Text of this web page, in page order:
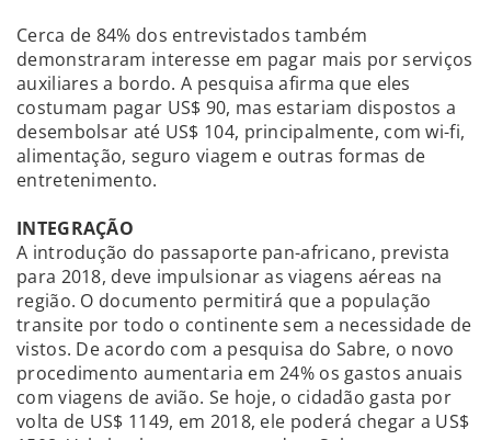
Cerca de 84% dos entrevistados também
demonstraram interesse em pagar mais por serviços
auxiliares a bordo. A pesquisa afirma que eles
costumam pagar US$ 90, mas estariam dispostos a
desembolsar até US$ 104, principalmente, com wi-fi,
alimentação, seguro viagem e outras formas de
entretenimento.
INTEGRAÇÃO
A introdução do passaporte pan-africano, prevista
para 2018, deve impulsionar as viagens aéreas na
região. O documento permitirá que a população
transite por todo o continente sem a necessidade de
vistos. De acordo com a pesquisa do Sabre, o novo
procedimento aumentaria em 24% os gastos anuais
com viagens de avião. Se hoje, o cidadão gasta por
volta de US$ 1149, em 2018, ele poderá chegar a US$